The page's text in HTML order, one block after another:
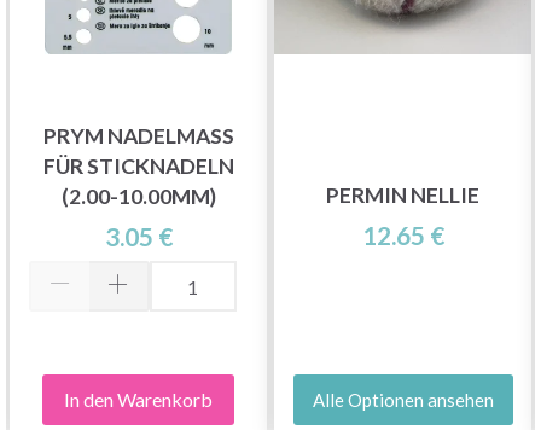
PRYM NADELMASS
FÜR STICKNADELN
(2.00-10.00MM)
3.05 €
In den Warenkorb
PERMIN NELLIE
12.65 €
Alle Optionen ansehen